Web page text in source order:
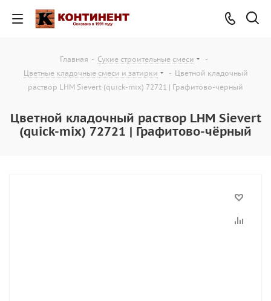
Главная - Сухие строительные смеси
-
Цветные кладочные смеси и затирки
- Цветной кладочный
раствор LHM Sievert (quick-mix) 72721 | Графитово-чёрный
Цветной кладочный раствор LHM Sievert
(quick-mix) 72721 | Графитово-чёрный